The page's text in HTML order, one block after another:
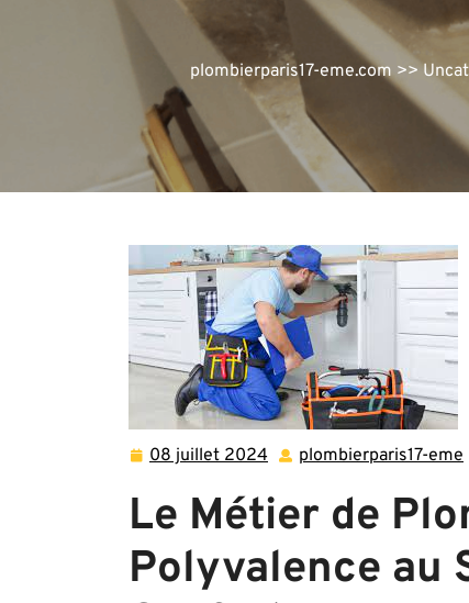
plombierparis17-eme.com>>
08 juillet 2024 08
2024
plombierparis17-eme
Le Métier de
Polyvalence au